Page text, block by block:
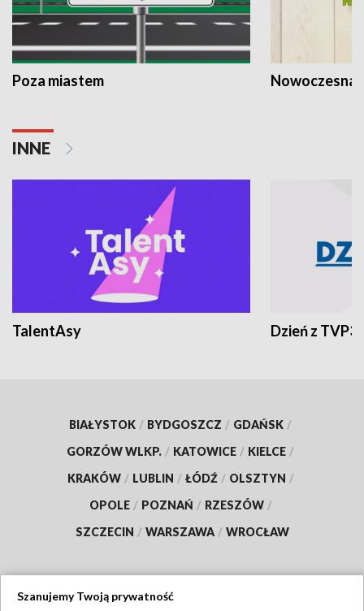
Poza miastem Nowoczesna
INNE
TalentAsy Dzień z TVP3
BIAŁYSTOK / BYDGOSZCZ / GDAŃSK /
GORZÓW WLKP. / KATOWICE / KIELCE /
KRAKÓW / LUBLIN / ŁÓDŹ / OLSZTYN /
OPOLE / POZNAŃ / RZESZÓW /
SZCZECIN / WARSZAWA / WROCŁAW
Szanujemy Twoją prywatność